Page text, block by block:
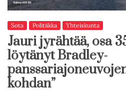
Sota Politiikka Yhteiskunta
Jauri jyrähtää, osa
löytänyt Bradley-
kohdan”